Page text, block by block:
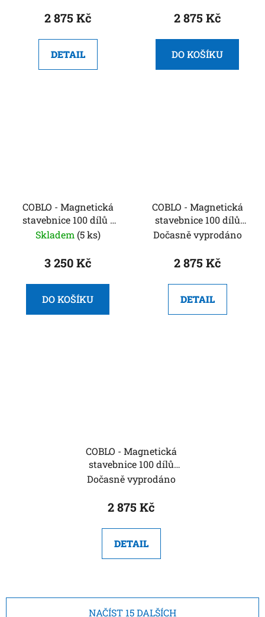
2 875 Kč
DETAIL
2 875 Kč
DO KOŠÍKU
COBLO - Magnetická
stavebnice 100 dílů -
Školní box s
Skladem (5 ks)
3 250 Kč
DO KOŠÍKU
COBLO - Magnetická
stavebnice 100 dílů
Classic + 10 černých
Dočasně vyprodáno
2 875 Kč
DETAIL
COBLO - Magnetická
stavebnice 100 dílů
Classic + 10 stříbrných
Dočasně vyprodáno
2 875 Kč
DETAIL
NAČÍST 15 DALŠÍCH